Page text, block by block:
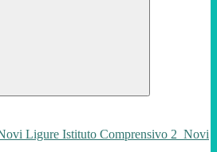
Istituto Comprensivo 2 Novi